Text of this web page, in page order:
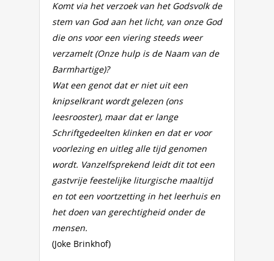
Komt via het verzoek van het Godsvolk de
stem van God aan het licht, van onze God
die ons voor een viering steeds weer
verzamelt (Onze hulp is de Naam van de
Barmhartige)?
Wat een genot dat er niet uit een
knipselkrant wordt gelezen (ons
leesrooster), maar dat er lange
Schriftgedeelten klinken en dat er voor
voorlezing en uitleg alle tijd genomen
wordt. Vanzelfsprekend leidt dit tot een
gastvrije feestelijke liturgische maaltijd
en tot een voortzetting in het leerhuis en
het doen van gerechtigheid onder de
mensen.
(Joke Brinkhof)